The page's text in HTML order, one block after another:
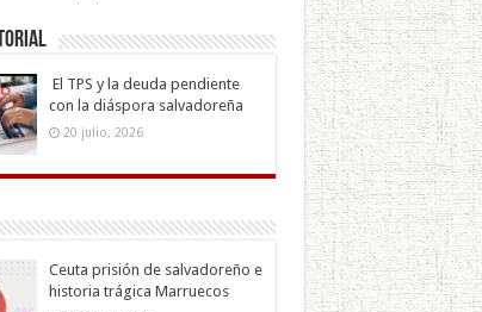
El TPS y la deuda pendiente
con la diáspora salvadoreña
20 julio, 2026
Ceuta prisión de salvadoreño e
historia trágica Marruecos